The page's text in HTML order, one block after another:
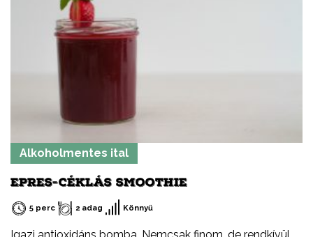
Alkoholmentes ital
EPRES-CÉKLÁS SMOOTHIE
5 perc 2 adag Könnyű